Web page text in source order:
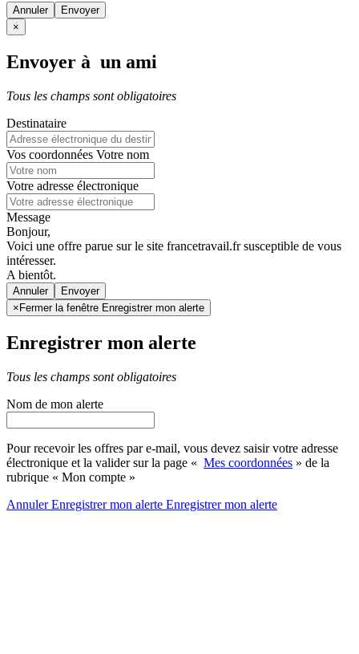
Annuler
×
Envoyer à un ami
Tous les champs sont obligatoires
Destinataire
Vos coordonnées Votre nom
Votre adresse électronique
Message
Bonjour,
Voici une offre parue sur le site francetravail.fr susceptible de vous
intéresser.
A bientôt.
Annuler
× Fermer la fenêtre Enregistrer mon alerte
Enregistrer mon alerte
Tous les champs sont obligatoires
Nom de mon alerte
Pour recevoir les offres par e-mail, vous devez saisir votre adresse
électronique et la valider sur la page « Mes coordonnées » de la
rubrique « Mon compte »
AnnulerEnregistrer mon alerte Enregistrermon alerte